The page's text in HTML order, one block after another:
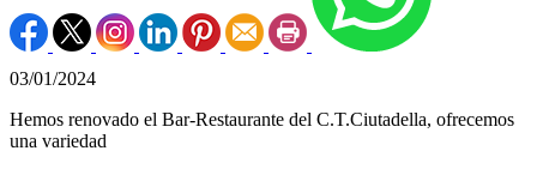
03/01/2024
Hemos renovado el Bar-Restaurante del C.T.Ciutadella, ofrecemos
una variedad